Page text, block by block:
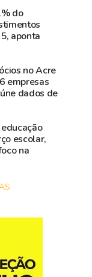
do
aponta
no Acre
empresas
dados de
escolar,
na